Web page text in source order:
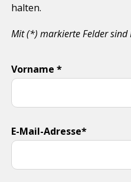
halten.
Mit (*) markierte Felder sind
Vorname *
E-Mail-Adresse*